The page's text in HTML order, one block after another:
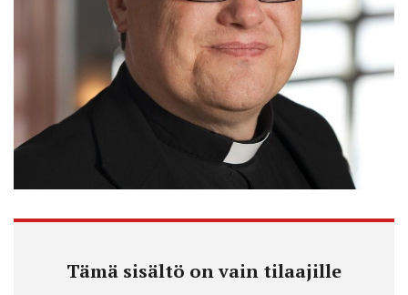
Tämä sisältö on vain tilaajille